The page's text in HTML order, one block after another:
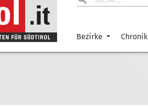
Bezirke Chronik